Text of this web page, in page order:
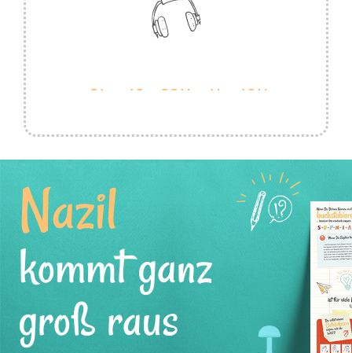
Nazil
kommt ganz
groß raus